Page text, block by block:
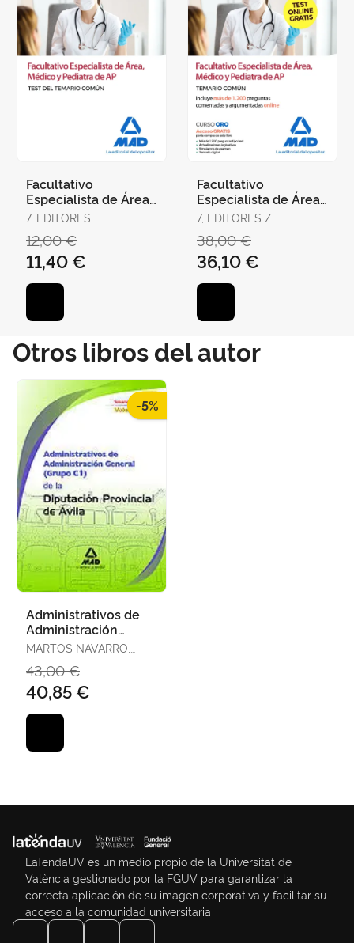
Facultativo
Especialista de Área,
Médico y Pediatra de
Atención Primaria del
Ser
7, EDITORES
12,00 €
11,40 €
Facultativo
Especialista de Área,
Médico y Pediatra de
Atención Primaria del
Ser
7, EDITORES /
FRANCISCO ENRIQUE /
GÓMEZ MARTÍNEZ,
DOMINGO / GUERRERO
ARROYO, JOSÉ
38,00 €
36,10 €
Otros libros del autor
-5%
Administrativos de
Administración
General (Grupo C1)
Provincial
MARTOS NAVARRO,
43,00 €
40,85 €
LaTendaUV es un medio propio de la Universitat de
València gestionado por la FGUV para garantizar la
correcta aplicación de su imagen corporativa y facilitar su
acceso a la comunidad universitaria